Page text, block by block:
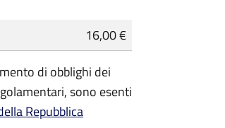
16,00 €
di obblighi dei
sono esenti
Repubblica